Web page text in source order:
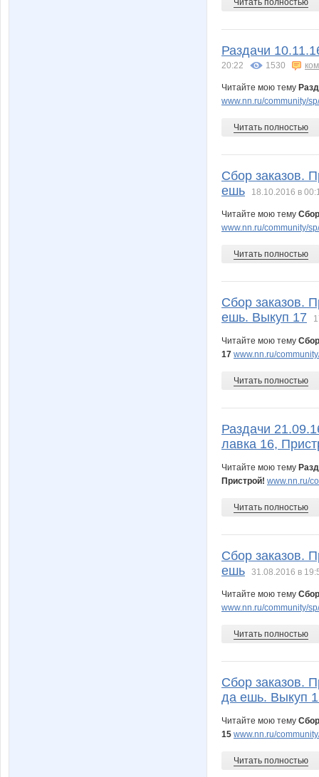
Читать полностью
Раздачи
20:22 1530
Читайте мою тему
www.nn.ru/community/
Читать полностью
Сбор заказов.
ешь
18.10.2016 в
Читайте мою тему
www.nn.ru/community/
Читать полностью
Сбор заказов.
ешь. Выкуп 17
Читайте мою тему
17 www.nn.ru/
Читать полностью
Раздачи
лавка 16,
Читайте мою тему
Пристрой! www.nn.ru/
Читать полностью
Сбор заказов.
ешь
31.08.2016 в
Читайте мою тему
www.nn.ru/community/
Читать полностью
Сбор заказов.
да ешь. Выкуп
Читайте мою тему
15 www.nn.ru/
Читать полностью